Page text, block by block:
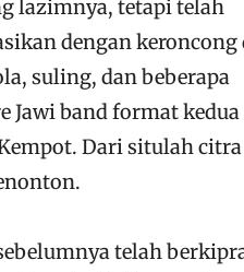
lazimnya, tetapi telah
dengan keroncong
suling, dan beberapa
Jawi band format kedua
Dari situlah citra
telah